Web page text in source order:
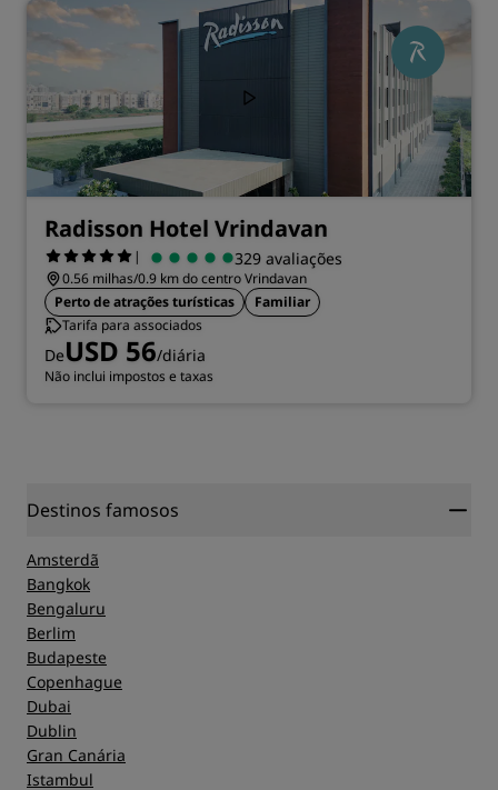
Radisson Hotel Vrindavan
| 329 avaliações
0.56 milhas/0.9 km do centro Vrindavan
Perto de atrações turísticas
Familiar
Tarifa para associados
DeUSD 56/diária
Não inclui impostos e taxas
Destinos famosos
Amsterdã
Bangkok
Bengaluru
Berlim
Budapeste
Copenhague
Dubai
Dublin
Gran Canária
Istambul